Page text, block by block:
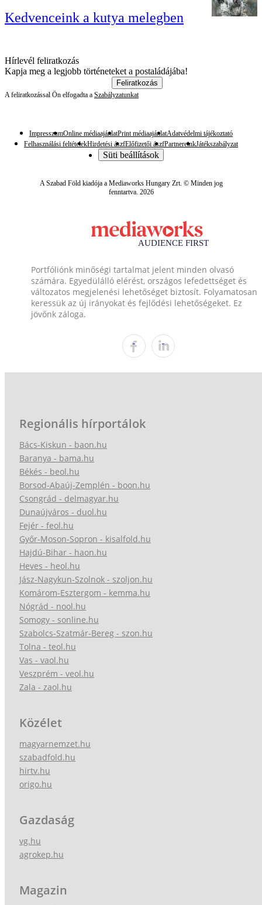
Kedvenceink a kutya melegben
Hírlevél feliratkozás
Kapja meg a legjobb történeteket a postaládájába!
Feliratkozás
A feliratkozással Ön elfogadta a Szabályzatunkat
ImpresszumOnline médiaajánlatPrint médiaajánlatAdatvédelmi tájékoztató
Felhasználási feltételekHirdetési ászfElőfizetői ászfPartnereinkJátékszabályzat
Süti beállítások
A Szabad Föld kiadója a Mediaworks Hungary Zrt. © Minden jog
fenntartva. 2026
Portfóliónk minőségi tartalmat jelent minden olvasó
számára. Egyedülálló elérést, országos lefedettséget és
változatos megjelenési lehetőséget biztosít. Folyamatosan
keressük az új irányokat és fejlődési lehetőségeket. Ez
jövőnk záloga.
Regionális hírportálok
Bács-Kiskun - baon.hu
Baranya - bama.hu
Békés - beol.hu
Borsod-Abaúj-Zemplén - boon.hu
Csongrád - delmagyar.hu
Dunaújváros - duol.hu
Fejér - feol.hu
Győr-Moson-Sopron - kisalfold.hu
Hajdú-Bihar - haon.hu
Heves - heol.hu
Jász-Nagykun-Szolnok - szoljon.hu
Komárom-Esztergom - kemma.hu
Nógrád - nool.hu
Somogy - sonline.hu
Szabolcs-Szatmár-Bereg - szon.hu
Tolna - teol.hu
Vas - vaol.hu
Veszprém - veol.hu
Zala - zaol.hu
Közélet
magyarnemzet.hu
szabadfold.hu
hirtv.hu
origo.hu
Gazdaság
vg.hu
agrokep.hu
Magazin